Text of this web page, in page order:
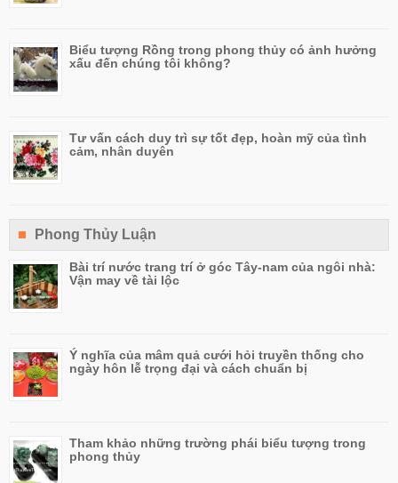
Biểu tượng Rồng trong phong thủy có ảnh hưởng
xấu đến chúng tôi không?
Tư vấn cách duy trì sự tốt đẹp, hoàn mỹ của tình
cảm, nhân duyên
Phong Thủy Luận
Bài trí nước trang trí ở góc Tây-nam của ngôi nhà:
Vận may về tài lộc
Ý nghĩa của mâm quả cưới hỏi truyền thống cho
ngày hôn lễ trọng đại và cách chuẩn bị
Tham khảo những trường phái biểu tượng trong
phong thủy